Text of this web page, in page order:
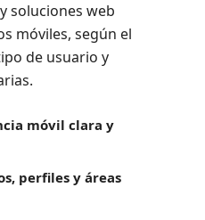
soluciones web
móviles, según el
de usuario y
móvil clara y
perfiles y áreas